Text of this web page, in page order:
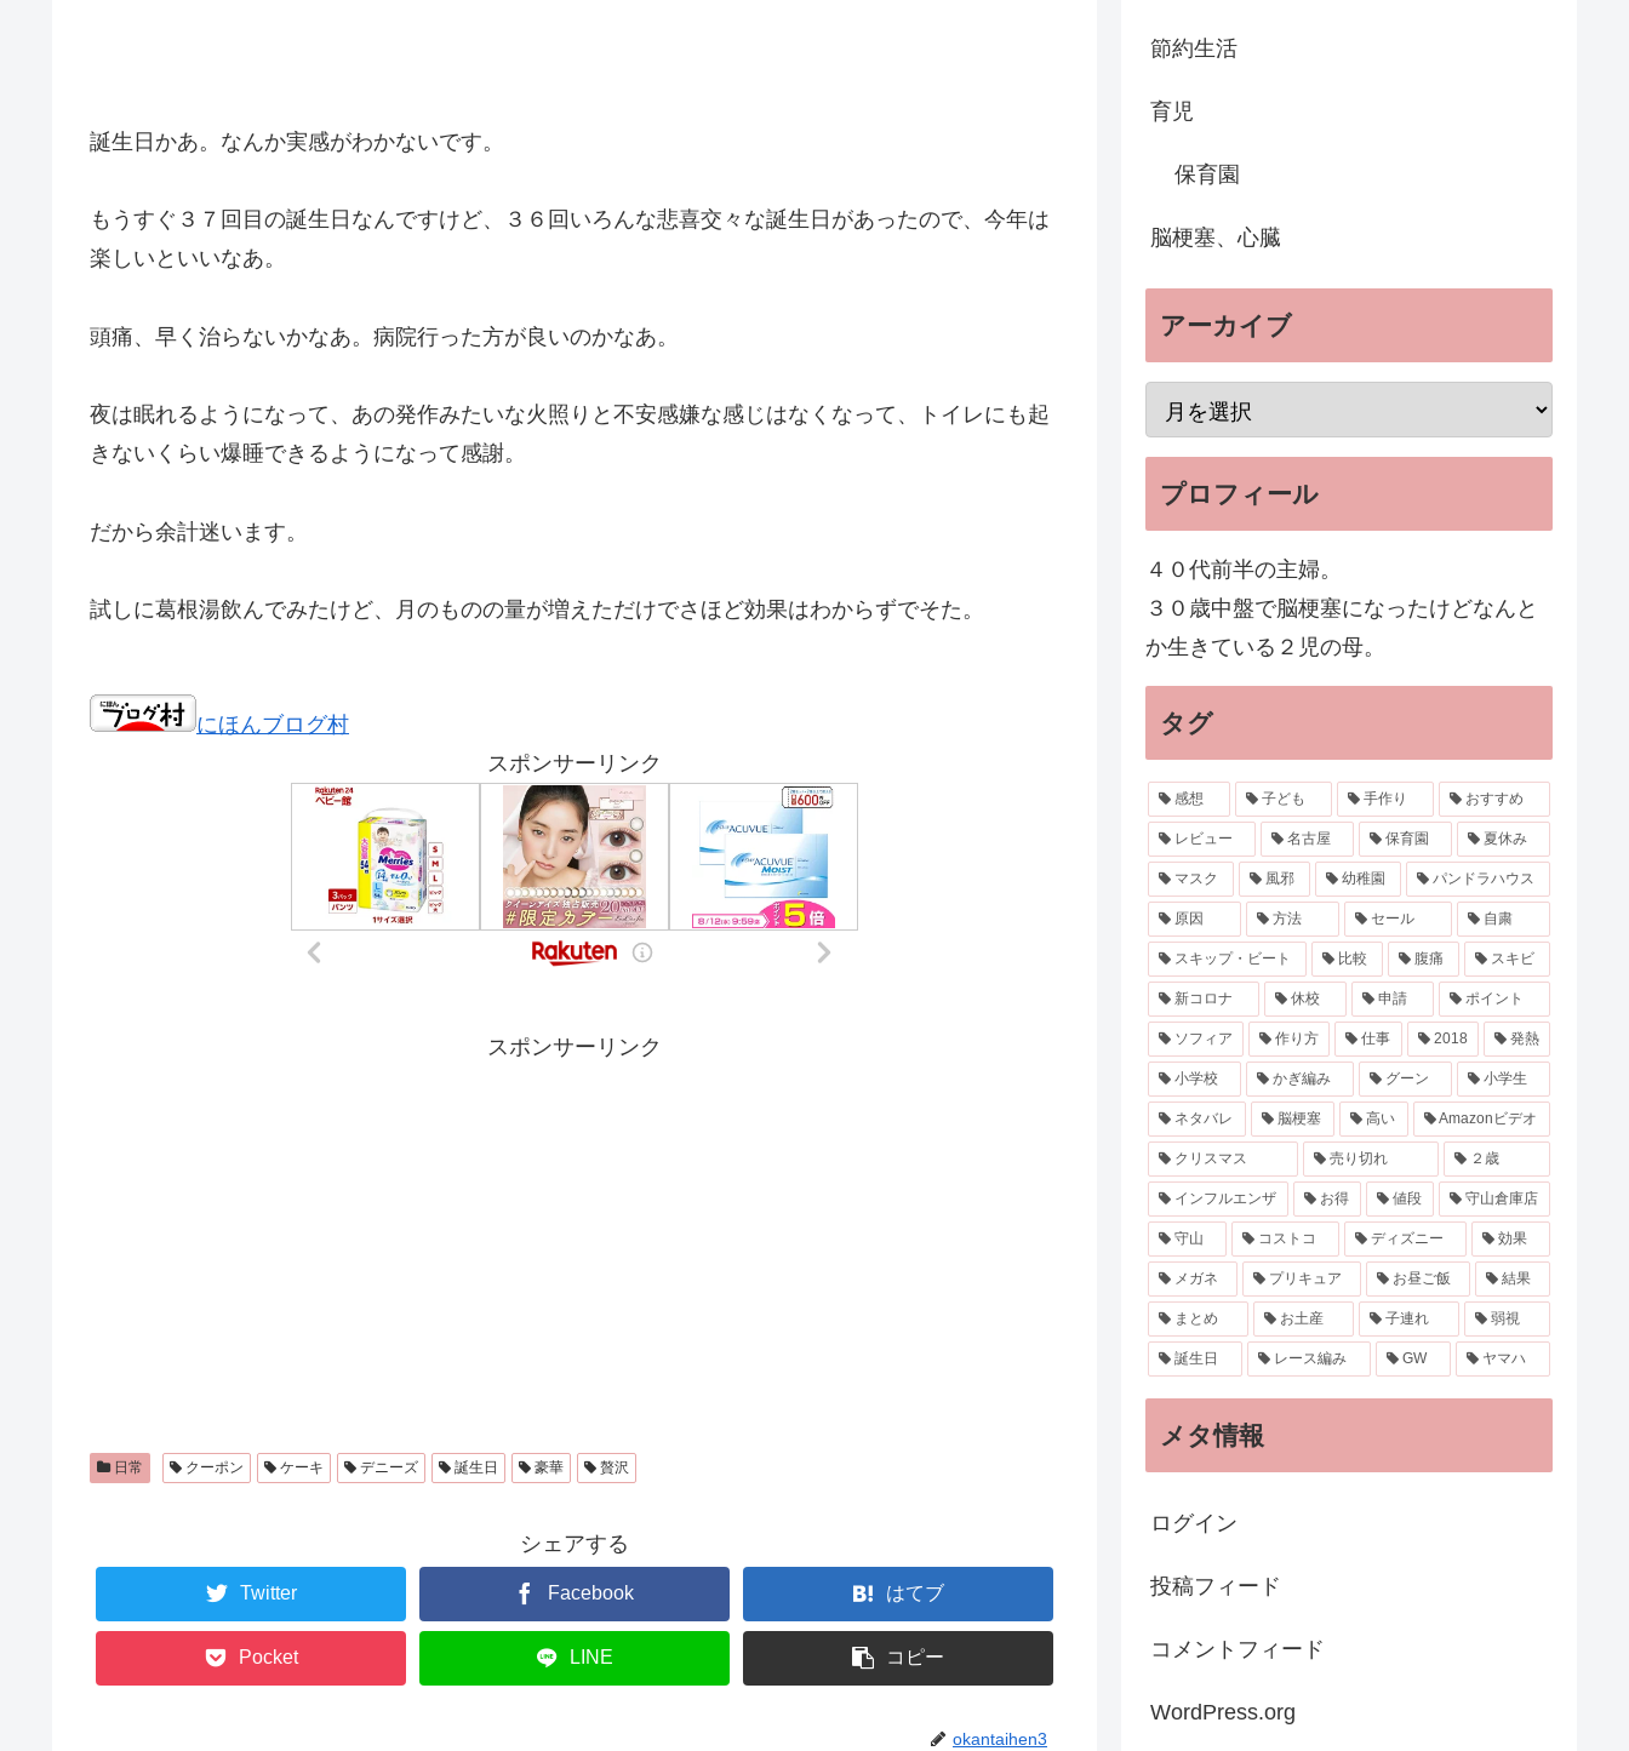
誕生日かあ。なんか実感がわかないです。
もうすぐ３７回目の誕生日なんですけど、３６回いろんな悲喜交々な誕生日があったので、今年は
楽しいといいなあ。
頭痛、早く治らないかなあ。病院行った方が良いのかなあ。
夜は眠れるようになって、あの発作みたいな火照りと不安感嫌な感じはなくなって、トイレにも起
きないくらい爆睡できるようになって感謝。
だから余計迷います。
試しに葛根湯飲んでみたけど、月のものの量が増えただけでさほど効果はわからずでそた。
にほんブログ村
スポンサーリンク
スポンサーリンク
日常 クーポン ケーキ デニーズ 誕生日 豪華 贅沢
シェアする
Twitter Facebook はてブ
Pocket LINE コピー
okantaihen3
節約生活
育児
保育園
脳梗塞、心臓
アーカイブ
プロフィール
４０代前半の主婦。
３０歳中盤で脳梗塞になったけどなんと
か生きている２児の母。
タグ
感想 子ども 手作り おすすめ
レビュー 名古屋 保育園 夏休み
マスク 風邪 幼稚園 パンドラハウス
原因 方法 セール 自粛
スキップ・ビート 比較 腹痛 スキビ
新コロナ 休校 申請 ポイント
ソフィア 作り方 仕事 2018 発熱
小学校 かぎ編み グーン 小学生
ネタバレ 脳梗塞 高い Amazonビデオ
クリスマス 売り切れ ２歳
インフルエンザ お得 値段 守山倉庫店
守山 コストコ ディズニー 効果
メガネ プリキュア お昼ご飯 結果
まとめ お土産 子連れ 弱視
誕生日 レース編み GW ヤマハ
メタ情報
ログイン
投稿フィード
コメントフィード
WordPress.org